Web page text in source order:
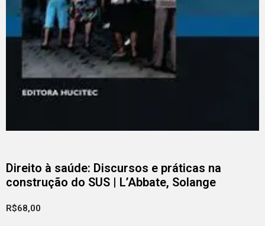
Direito à saúde: Discursos e práticas na
construção do SUS | L’Abbate, Solange
R$68,00